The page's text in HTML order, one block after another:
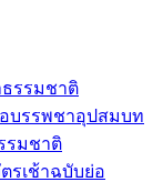
ธรรมชาติ
บรรพชาอุปสมบท
รมชาติ
รเช้าฉบับย่อ